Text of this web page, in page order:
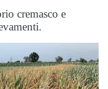
cremasco e